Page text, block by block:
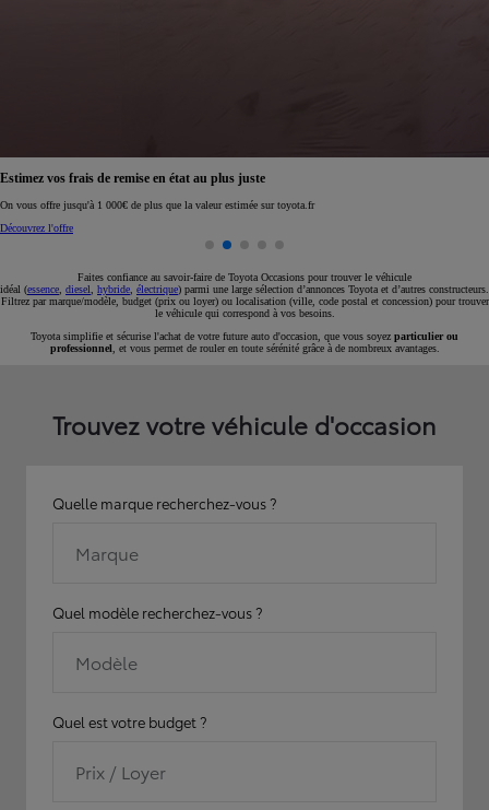
remise en état au plus juste
de plus que la valeur estimée sur toyota.fr
Faites confiance au savoir-faire de Toyota Occasions pour trouver le véhicule
idéal (essence diesel hybride électrique) parmi une large sélection d’annonces Toyota et d’autres constructeurs.
Filtrez par marque/modèle, budget (prix ou loyer) ou localisation (ville, code postal et concession) pour trouver
le véhicule qui correspond à vos besoins.
Toyota simplifie et sécurise l'achat de votre future auto d'occasion, que vous soyez particulier ou
professionnel , et vous permet de rouler en toute sérénité grâce à de nombreux avantages.
Trouvez votre véhicule d'occasion
Quelle marque recherchez-vous ?
Marque
Quel modèle recherchez-vous ?
Modèle
Quel est votre budget ?
Prix / Loyer